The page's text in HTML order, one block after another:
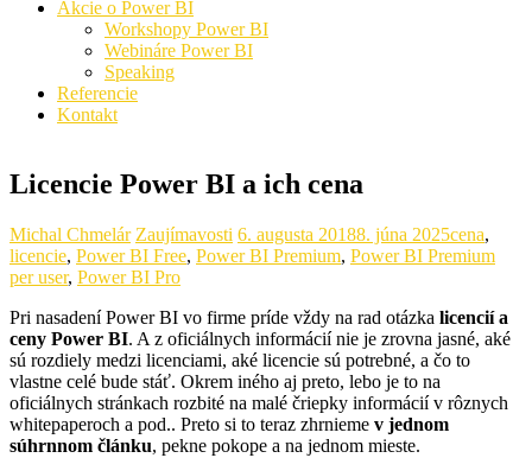
Akcie o Power BI
Workshopy Power BI
Webináre Power BI
Speaking
Referencie
Kontakt
Licencie Power BI a ich cena
Michal Chmelár Zaujímavosti 6. augusta 20188. júna 2025cena,
licencie, Power BI Free, Power BI Premium, Power BI Premium
per user, Power BI Pro
Pri nasadení Power BI vo firme príde vždy na rad otázka licencií a
ceny Power BI. A z oficiálnych informácií nie je zrovna jasné, aké
sú rozdiely medzi licenciami, aké licencie sú potrebné, a čo to
vlastne celé bude stáť. Okrem iného aj preto, lebo je to na
oficiálnych stránkach rozbité na malé čriepky informácií v rôznych
whitepaperoch a pod.. Preto si to teraz zhrnieme v jednom
súhrnnom článku, pekne pokope a na jednom mieste.